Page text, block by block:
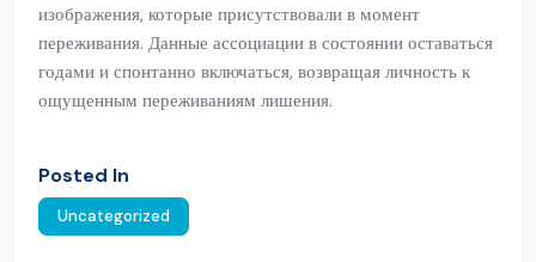
изображения, которые присутствовали в момент
переживания. Данные ассоциации в состоянии оставаться
годами и спонтанно включаться, возвращая личность к
ощущенным переживаниям лишения.
Posted In
Uncategorized